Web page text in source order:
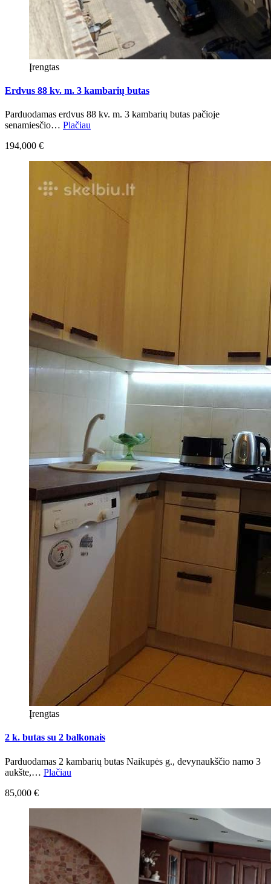
Įrengtas
Erdvus 88 kv. m. 3 kambarių butas
Parduodamas erdvus 88 kv. m. 3 kambarių butas pačioje
senamiesčio… Plačiau
194,000 €
Įrengtas
2 k. butas su 2 balkonais
Parduodamas 2 kambarių butas Naikupės g., devynaukščio namo 3
aukšte,… Plačiau
85,000 €